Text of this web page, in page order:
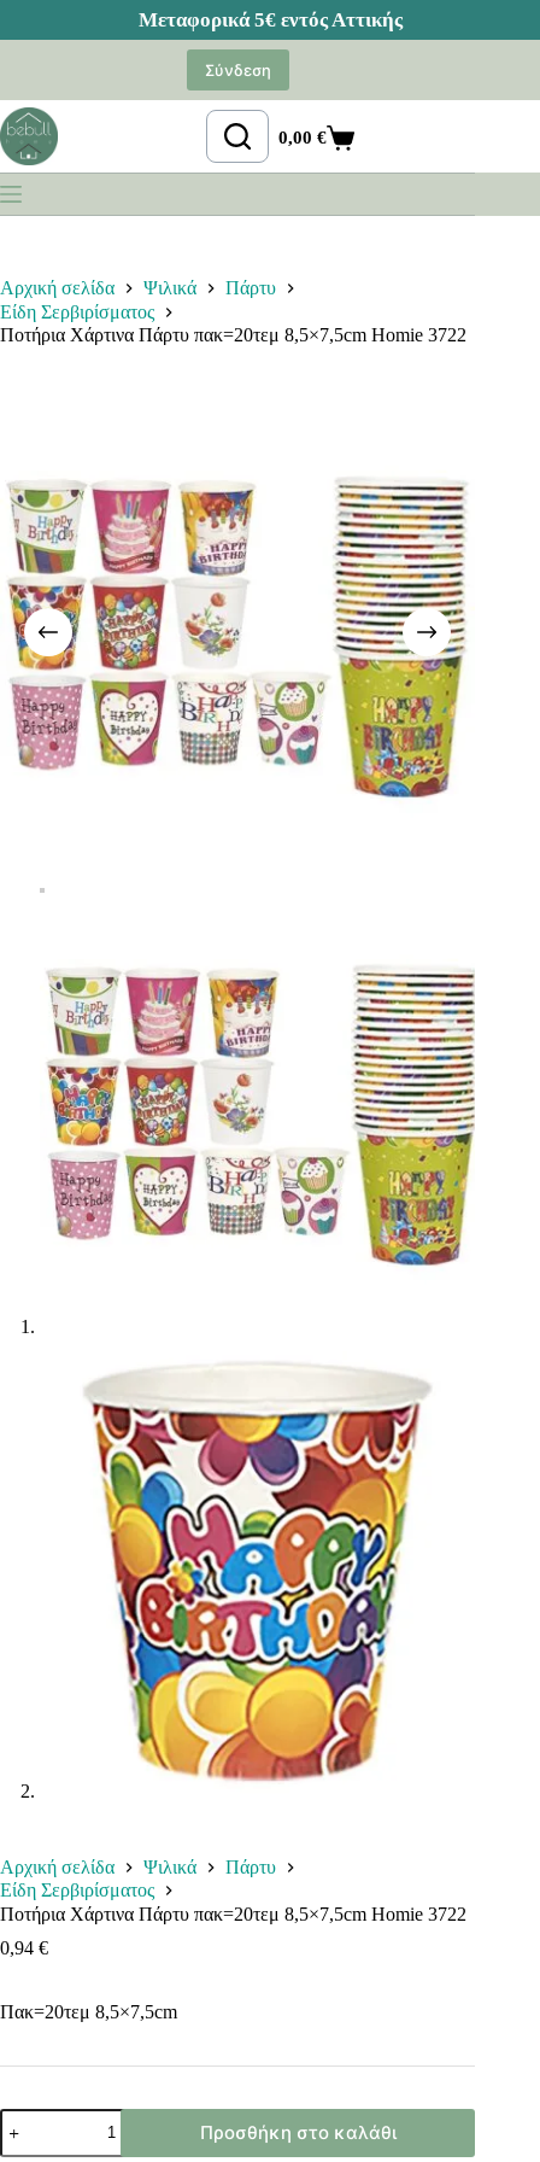
Σύνδεση
Καλάθι
Αγορών
0,00€
Αρχική σελίδα Ψιλικά
Πάρτυ
Είδη Σερβιρίσματος
Ποτήρια Χάρτινα Πάρτυ πακ=20τεμ 8,5×7,5cm Homie 3722
Αρχική σελίδα Ψιλικά
Πάρτυ
Είδη Σερβιρίσματος
Ποτήρια Χάρτινα Πάρτυ πακ=20τεμ 8,5×7,5cm Homie 3722
0,94 €
Πακ=20τεμ 8,5×7,5cm
Ποτήρια
Χάρτινα
Πάρτυ
Προσθήκη στο καλάθι